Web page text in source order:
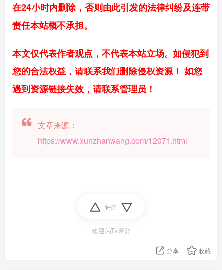
在24小时内删除，否则由此引发的法律纠纷及连带
责任本站概不承担。
本文仅代表作者观点，不代表本站立场。如侵犯到
您的合法权益，请联系我们删除侵权资源！ 如您
遇到资源链接失效，请联系管理员！
文章来源：
https://www.xunzhanwang.com/12071.html
评分
欢迎为Ta评分
分享 收藏